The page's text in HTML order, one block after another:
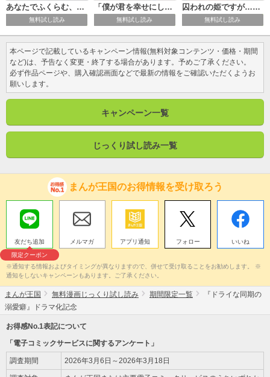
あなたでふくらむ、私のぺしゃんこ。【単行本版】
無料試し読み
「僕が君を幸せにします」～イ・ジュウォン社長は愛を誓う
無料試し読み
囚われの姫ですが…魔王が溺愛してくれるので、勇者様とは帰りません！
無料試し読み
本ページで記載しているキャンペーン情報(無料対象コンテンツ・価格・期間
など)は、予告なく変更・終了する場合があります。予めご了承ください。
必ず作品ページや、購入確認画面などで最新の情報をご確認いただくようお
願いします。
キャンペーン一覧
じっくり試し読み一覧
まんが王国のお得情報を受け取ろう
友だち追加
限定クーポン
メルマガ アプリ通知 フォロー いいね
※通知する情報およびタイミングが異なりますので、併せて受け取ることをお勧めします。 ※
通知をしないキャンペーンもあります。ご了承ください。
まんが王国 無料漫画じっくり試し読み 期間限定一覧
『ドライな同期の
溺愛癖』ドラマ化記念
お得感No.1表記について
「電子コミックサービスに関するアンケート」
調査期間 2026年3月6日～2026年3月18日